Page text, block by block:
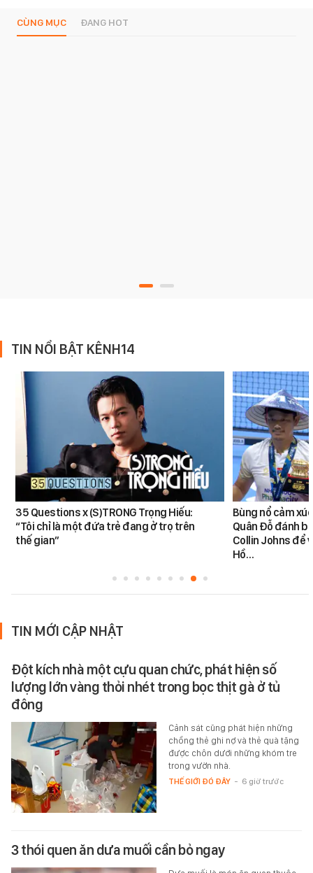
CÙNG MỤC ĐANG HOT
TIN NỔI BẬT KÊNH14
35 Questions x (S)TRONG Trọng Hiếu:
“Tôi chỉ là một đứa trẻ đang ở trọ trên
thế gian”
Bùng nổ cảm
Quân Đỗ đánh
Collin Johns để
Hồ…
TIN MỚI CẬP NHẬT
Đột kích nhà một cựu quan chức, phát hiện số
lượng lớn vàng thỏi nhét trong bọc thịt gà ở tủ
đông
Cảnh sát cũng phát hiện những
chồng thẻ ghi nợ và thẻ quà tặng
được chôn dưới những khóm tre
trong vườn nhà.
THẾ GIỚI ĐÓ ĐÂY - 6 giờ trước
3 thói quen ăn dưa muối cần bỏ ngay